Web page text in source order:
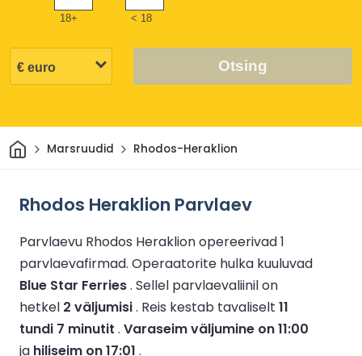
18+ < 18
Otsing
Avaleht
Marsruudid Rhodos-Heraklion
Rhodos Heraklion Parvlaev
Parvlaevu Rhodos Heraklion opereerivad 1
parvlaevafirmad. Operaatorite hulka kuuluvad
Blue Star Ferries. Sellel parvlaevaliinil on
hetkel 2 väljumisi. Reis kestab tavaliselt 11
tundi 7 minutit . Varaseim väljumine on 11:00
ja hiliseim on 17:01 .